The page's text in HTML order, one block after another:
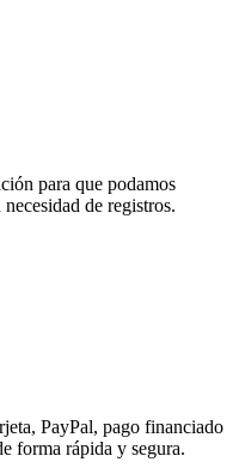
para que podamos
de registros.
PayPal, pago financiado
forma rápida y segura.